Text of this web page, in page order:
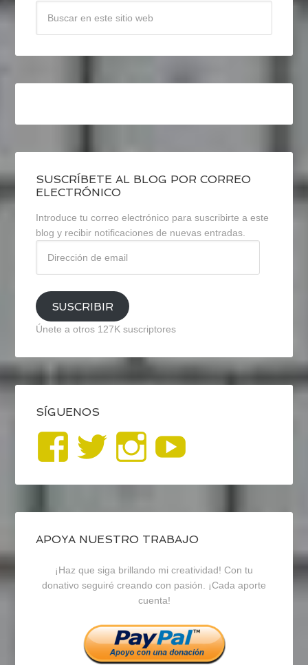
SUSCRÍBETE AL BLOG POR CORREO
ELECTRÓNICO
Introduce tu correo electrónico para suscribirte a este
blog y recibir notificaciones de nuevas entradas.
email
SUSCRIBIR
Únete a otros 127K suscriptores
SÍGUENOS
Ver
perfil
de
blogrecursosep
en
Facebook
Ver
perfil
de
recursosep
en
Twitter
Ver
perfil
de
recursosep
en
Instagram
APOYA NUESTRO TRABAJO
¡Haz que siga brillando mi creatividad! Con tu
donativo seguiré creando con pasión. ¡Cada aporte
cuenta!